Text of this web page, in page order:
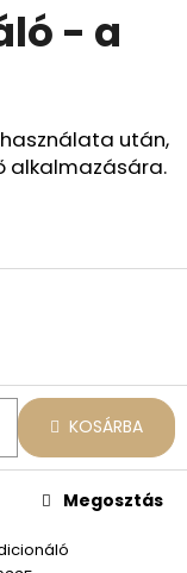
- a
után,
alkalmazására.
KOSÁRBA
Megosztás